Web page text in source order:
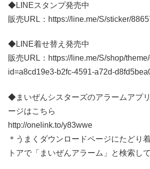
◆LINEスタンプ発売中
販売URL：https://line.me/S/sticker/
◆LINE着せ替え発売中
販売URL：https://line.me/S/shop/
id=a8cd19e3-b2fc-4591-a72d-
◆まいぜんシスターズのアラームアプ
ージはこちら
http://onelink.to/y83wwe
＊うまくダウンロードページにたどり
トアで「まいぜんアラーム」と検索し